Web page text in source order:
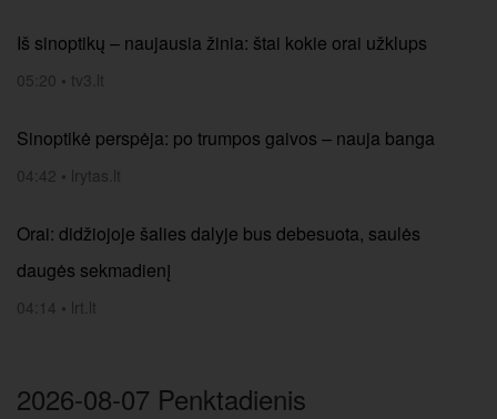
Iš sinoptikų – naujausia žinia: štai kokie orai užklups
05:20 • tv3.lt
Sinoptikė perspėja: po trumpos gaivos – nauja banga
04:42 • lrytas.lt
Orai: didžiojoje šalies dalyje bus debesuota, saulės
daugės sekmadienį
04:14 • lrt.lt
2026-08-07 Penktadienis